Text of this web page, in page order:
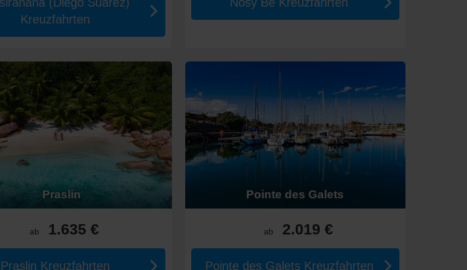
interessante Sehenswürdigkeiten, wie das Fremantle Prison, und die Kunstszene. Es ist ein
Kreuzfahrten im Indischen Ozean
ideal für Erkundungen und Strandbesuche.
Zeit zieht viele Touristen an, sodass Sie die besten Aktivitäten genießen können.
perfektes Wetter für einen unvergesslichen Aufenthalt.
Zweifache Reisen kosten im Schnitt zwischen 2.300 € und 5.000 € pro Person.
und Schiff erhöhen.
Regionen ebenfalls von Interesse sein:
Köstlichkeiten und ist eine hervorragende Ergänzung zu Ihrer Kreuzfahrt.
(Diego Suarez)
Kreuzfahrten
Nosy Be Kreuzfahrten
Praslin
ab 1.635 €
Praslin Kreuzfahrten
Pointe des Galets
ab 2.019 €
Pointe des Galets Kreuzfahrten